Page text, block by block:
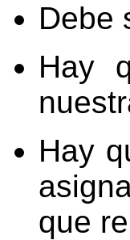
Debe
Hay
Hay
que